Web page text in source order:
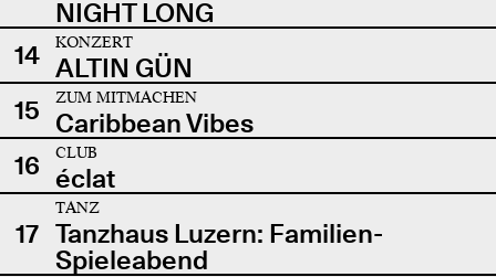
NIGHT LONG
14
KONZERT
ALTIN GÜN
15
ZUM MITMACHEN
Caribbean Vibes
16
CLUB
éclat
17
TANZ
Tanzhaus Luzern: Familien-
Spieleabend